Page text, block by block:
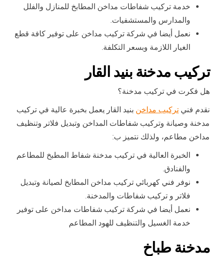
خدمة تركيب شفاطات مداخن المطابخ للمنازل والفلل
والمدارس والمستشفيات.
نعمل أيضا في شركة تركيب مداخن على توفير كافة قطع
الغيار اللازمة وبسعر التكلفة.
تركيب مدخنة بنيد القار
هل فكرت في تركيب مدخنة؟
نقدم فني تركيب مداخن بنيد القار يعمل بخبرة عالية في تركيب
مدخنة وصيانة وتركيب شفاطات المداخن وتبديل فلاتر وتنظيف
مداخن مطاعم، ولذلك نتميز ب:
الخبرة العالية في تركيب مدخنة شفاط المطبخ للمطاعم
والفنادق.
نوفر فني كهربائي تركيب مداخن المطابخ لصيانة وتبديل
فلاتر و تركيب شفاطات والمدخنة.
نعمل أيضا في شركة تركيب شفاطات مداخن على توفير
خدمة الغسيل والتنظيف للهود المطاعم
مدخنة طباخ